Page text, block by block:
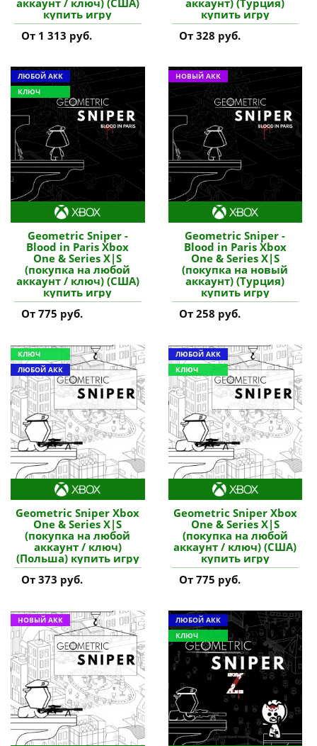
аккаунт / ключ) (США)
купить игру
От 1 313 руб.
аккаунт) (Турция)
купить игру
От 328 руб.
ЛЮБОЙ АКК
КЛЮЧ
Geometric Sniper -
Blood in Paris Xbox
One & Series X|S
(покупка на любой
аккаунт / ключ) (США)
купить игру
От 775 руб.
НОВЫЙ АКК
Geometric Sniper -
Blood in Paris Xbox
One & Series X|S
(покупка на новый
аккаунт) (Турция)
купить игру
От 258 руб.
КЛЮЧ
ЛЮБОЙ АКК
Geometric Sniper Xbox
One & Series X|S
(покупка на любой
аккаунт / ключ)
(Польша) купить игру
От 373 руб.
ЛЮБОЙ АКК
КЛЮЧ
Geometric Sniper Xbox
One & Series X|S
(покупка на любой
аккаунт / ключ) (США)
купить игру
От 775 руб.
НОВЫЙ АКК
ЛЮБОЙ АКК
КЛЮЧ